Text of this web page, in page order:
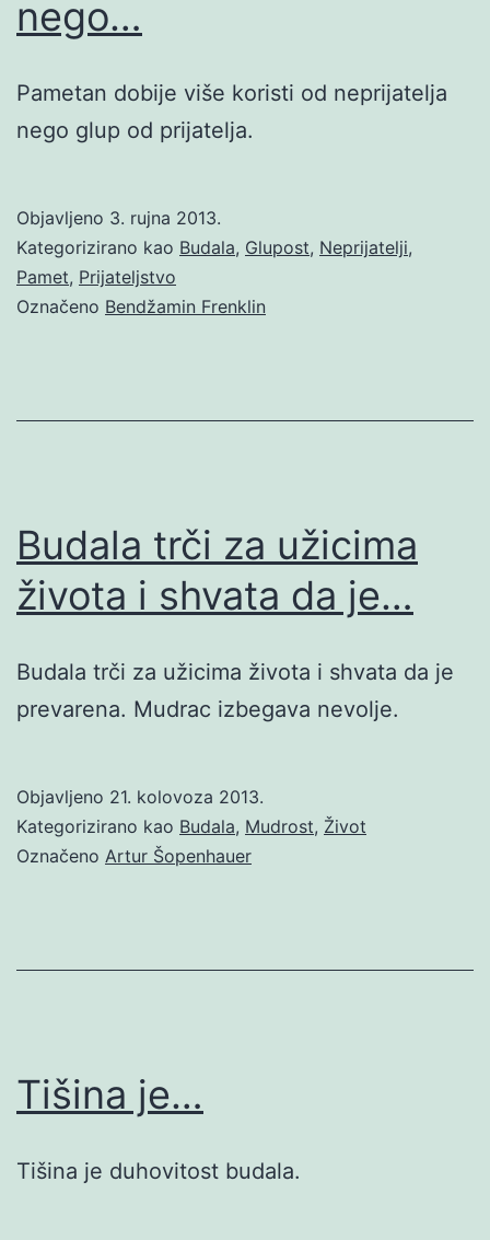
nego…
Pametan dobije više koristi od neprijatelja
nego glup od prijatelja.
Objavljeno 3. rujna 2013.
Kategorizirano kao Budala, Glupost, Neprijatelji,
Pamet, Prijateljstvo
Označeno Bendžamin Frenklin
Budala trči za užicima
života i shvata da je…
Budala trči za užicima života i shvata da je
prevarena. Mudrac izbegava nevolje.
Objavljeno 21. kolovoza 2013.
Kategorizirano kao Budala, Mudrost, Život
Označeno Artur Šopenhauer
Tišina je…
Tišina je duhovitost budala.